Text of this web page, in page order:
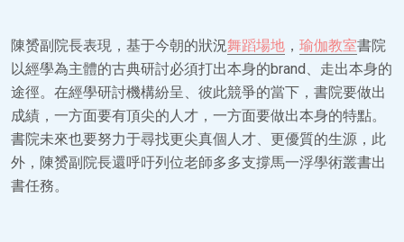
陳赟副院長表現，基于今朝的狀況舞蹈場地 ， 瑜伽教室書院
以經學為主體的古典研討必須打出本身的brand、走出本身的
途徑。在經學研討機構紛呈、彼此競爭的當下，書院要做出
成績，一方面要有頂尖的人才，一方面要做出本身的特點。
書院未來也要努力于尋找更尖真個人才、更優質的生源，此
外，陳赟副院長還呼吁列位老師多多支撐馬一浮學術叢書出
書任務。